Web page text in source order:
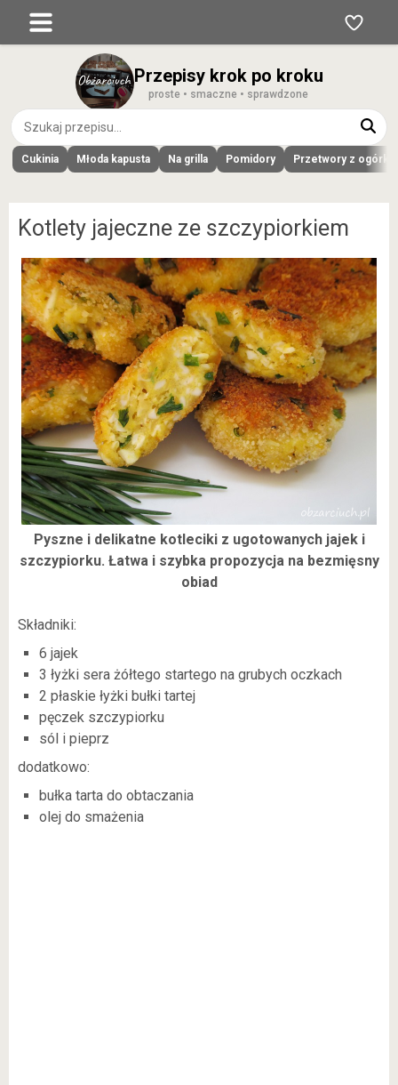
Przepisy krok po kroku
proste • smaczne • sprawdzone
Cukinia Młoda kapusta Na grilla Pomidory Przetwory z
Kotlety jajeczne ze szczypiorkiem
Pyszne i delikatne kotleciki z ugotowanych jajek i
szczypiorku. Łatwa i szybka propozycja na bezmięsny
obiad
Składniki:
6 jajek
3 łyżki sera żółtego startego na grubych oczkach
2 płaskie łyżki bułki tartej
pęczek szczypiorku
sól i pieprz
dodatkowo:
bułka tarta do obtaczania
olej do smażenia